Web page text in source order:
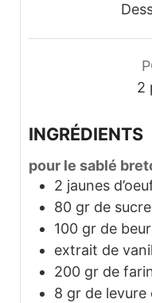
2
INGRÉDIENTS
pour le sablé
2 jaunes
80 gr de sucre
100 gr de
extrait de
200 gr de
8 gr de levure